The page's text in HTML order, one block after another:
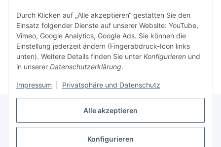
Alle akzeptieren
Konfigurieren
Durch Klicken auf „Alle akzeptieren“ gestatten Sie den
Einsatz folgender Dienste auf unserer Website: YouTube,
Vimeo, Google Analytics, Google Ads. Sie können die
Einstellung jederzeit ändern (Fingerabdruck-Icon links
unten). Weitere Details finden Sie unter Konfigurieren und
in unserer Datenschutzerklärung.
Impressum Privatsphäre und Datenschutz
Vertrag widerrufen